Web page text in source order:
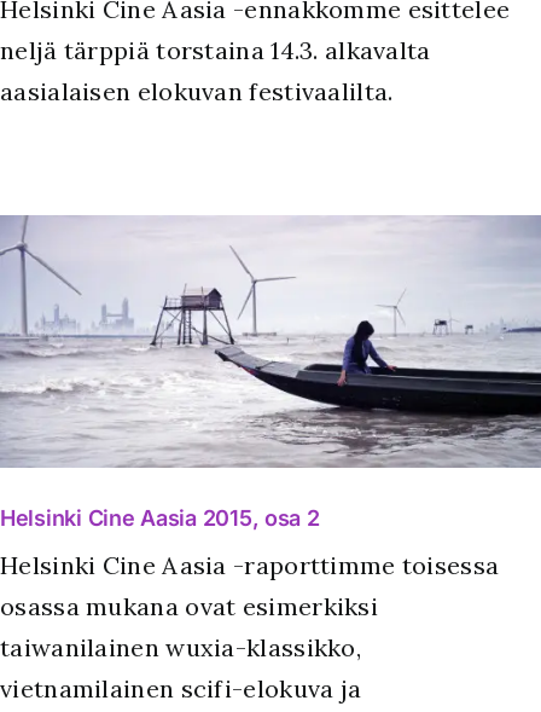
Helsinki Cine Aasia -ennakkomme esittelee
neljä tärppiä torstaina 14.3. alkavalta
aasialaisen elokuvan festivaalilta.
Helsinki Cine Aasia 2015, osa 2
Helsinki Cine Aasia -raporttimme toisessa
osassa mukana ovat esimerkiksi
taiwanilainen wuxia-klassikko,
vietnamilainen scifi-elokuva ja